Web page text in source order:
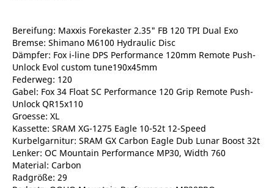
Bereifung: Maxxis Forekaster 2.35" FB 120 TPI Dual Exo
Bremse: Shimano M6100 Hydraulic Disc
Dämpfer: Fox i-line DPS Performance 120mm Remote Push-
Unlock Evol custom tune190x45mm
Federweg: 120
Gabel: Fox 34 Float SC Performance 120 Grip Remote Push-
Unlock QR15x110
Groesse: XL
Kassette: SRAM XG-1275 Eagle 10-52t 12-Speed
Kurbelgarnitur: SRAM GX Carbon Eagle Dub Lunar Boost 32t
Lenker: OC Mountain Performance MP30, Width 760
Material: Carbon
Radgröße: 29